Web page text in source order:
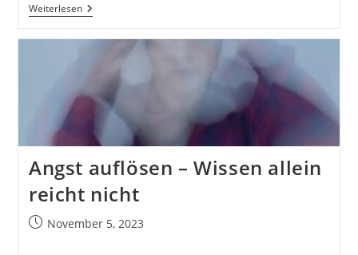
WeiterlesenGuter
Schlaf
Angst auflösen – Wissen allein
reicht nicht
BeitragNovember 5, 2023